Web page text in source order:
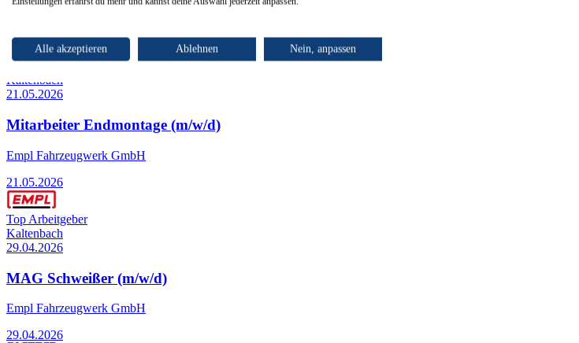
Top Arbeitgeber
Kaltenbach
21.05.2026
Mitarbeiter Endmontage (m/w/d)
Empl Fahrzeugwerk GmbH
21.05.2026
Top Arbeitgeber
Kaltenbach
29.04.2026
MAG Schweißer (m/w/d)
Empl Fahrzeugwerk GmbH
29.04.2026
Alle akzeptieren Ablehnen Nein, anpassen